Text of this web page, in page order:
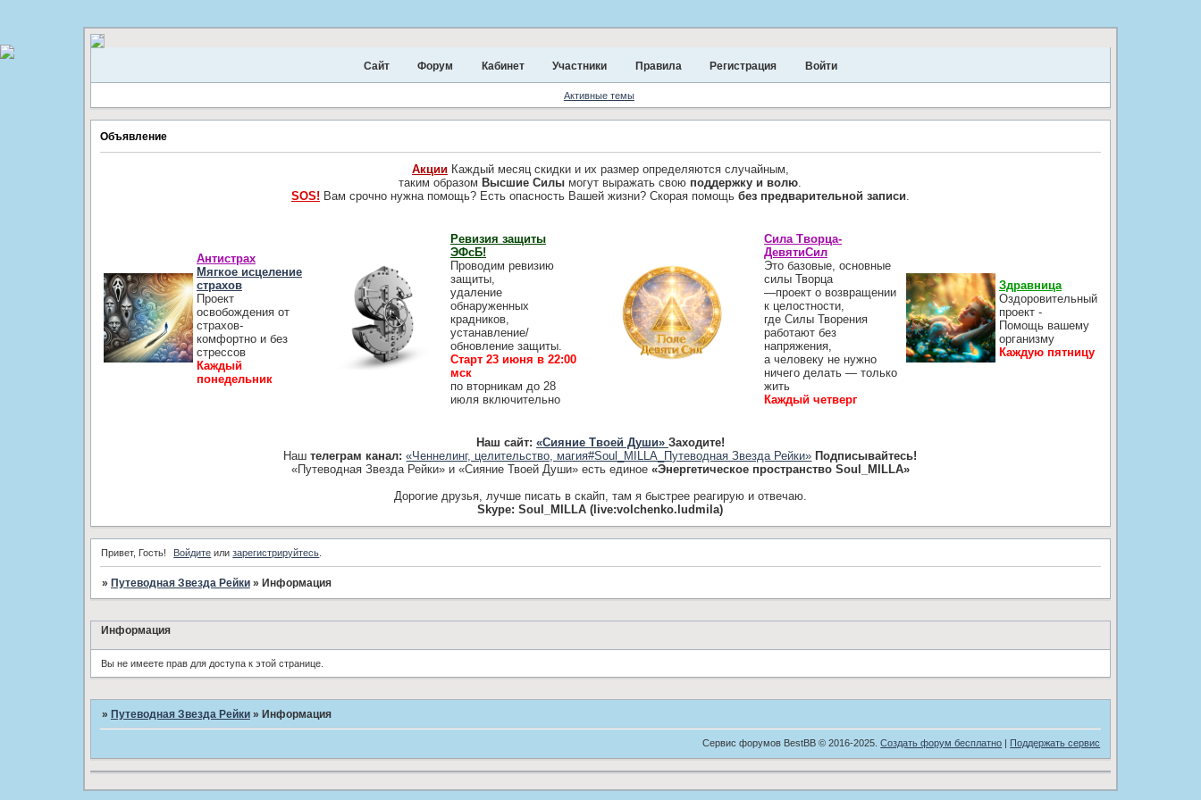
Сайт Форум Кабинет Участники Правила Регистрация Войти
Активные темы
Объявление
АкцииКаждый месяц скидки и их размер определяются случайным,
таким образом Высшие Силы могут выражать свою поддержку и волю
SOS! Вам срочно нужна помощь? Есть опасность Вашей жизни? Скорая помощь без предварительной записи
Антистрах
Мягкое исцеление
страхов
Проект
освобождения от
страхов-
комфортно и без
стрессов
Каждый
понедельник
Ревизия защиты
ЭФсБ!
Проводим ревизию
защиты,
удаление
обнаруженных
крадников,
устанавление/
обновление защиты.
Старт 23 июня в 22:00
мск
по вторникам до 28
июля включительно
Сила Творца-
ДевятиСил
Это базовые, основные
силы Творца
—проект о возвращении
к целостности,
где Силы Творения
работают без
напряжения,
а человеку не нужно
ничего делать — только
жить
Каждый четверг
Здравница
Оздоровительный
проект -
Помощь вашему
организму
Каждую пятницу
Наш сайт: «Сияние Твоей Души» Заходите!
Наштелеграм канал: «Ченнелинг, целительство, магия#Soul_MILLA_Путеводная Звезда Рейки» Подписывайтесь!
«Путеводная Звезда Рейки» и «Сияние Твоей Души» есть единое «Энергетическое пространство Soul_MILLA»
Дорогие друзья, лучше писать в скайп, там я быстрее реагирую и отвечаю.
Skype: Soul_MILLA (live:volchenko.ludmila)
Привет, Гость! Войдите илизарегистрируйтесь
» Путеводная Звезда Рейки » Информация
Информация
Вы не имеете прав для доступа к этой странице.
» Путеводная Звезда Рейки » Информация
Сервис форумов BestBB © 2016-2025.Создать форум бесплатно | Поддержать сервис